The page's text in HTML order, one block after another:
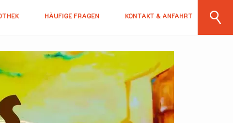
HÄUFIGE FRAGEN KONTAKT & ANFAHRT